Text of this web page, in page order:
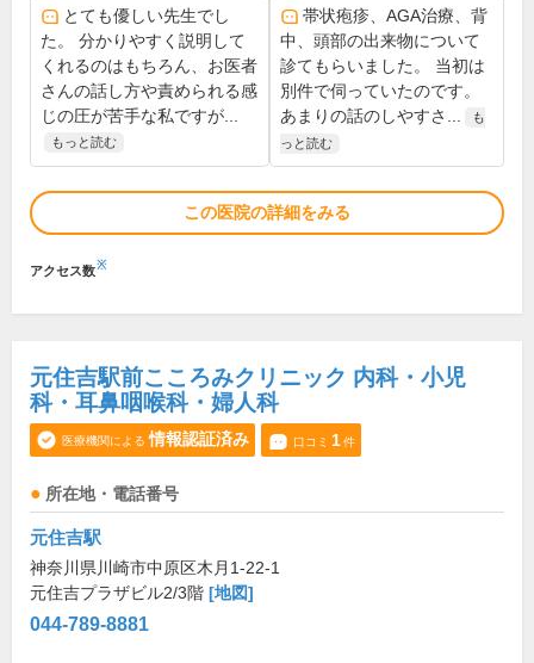
とても優しい先生でし
た。 分かりやすく説明して
くれるのはもちろん、お医者
さんの話し方や責められる感
じの圧が苦手な私ですが...
もっと読む
帯状疱疹、AGA治療、背
中、頭部の出来物について
診てもらいました。 当初は
別件で伺っていたのです。
あまりの話のしやすさ...
も
っと読む
この医院の詳細をみる
アクセス数※
元住吉駅前こころみクリニック 内科・小児
科・耳鼻咽喉科・婦人科
医療機関による 情報認証済み 口コミ 1件
所在地・電話番号
元住吉駅
神奈川県川崎市中原区木月1-22-1
元住吉プラザビル2/3階 [地図]
044-789-8881